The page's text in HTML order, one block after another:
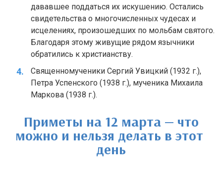
дававшее поддаться их искушению. Остались
свидетельства о многочисленных чудесах и
исцелениях, произошедших по мольбам святого.
Благодаря этому живущие рядом язычники
обратились к христианству.
Священномученики Сергий Увицкий (1932 г.),
Петра Успенского (1938 г.), мученика Михаила
Маркова (1938 г.).
Приметы на 12 марта — что
можно и нельзя делать в этот
день